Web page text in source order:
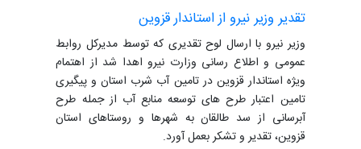
تقدیر وزیر نیرو از استاندار قزوین
وزیر نیرو با ارسال لوح تقدیری که توسط مدیرکل روابط
عمومی و اطلاع رسانی وزارت نیرو اهدا شد از اهتمام
ویژه استاندار قزوین در تامین آب شرب استان و پیگیری
تامین اعتبار طرح های توسعه منابع آب از جمله طرح
آبرسانی از سد طالقان به شهرها و روستاهای استان
قزوین، تقدیر و تشکر بعمل آورد.